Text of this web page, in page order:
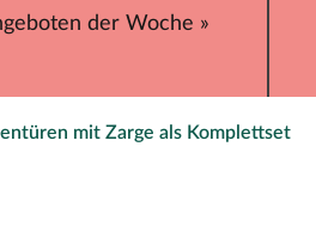
der Woche »
mit Zarge als Komplettset